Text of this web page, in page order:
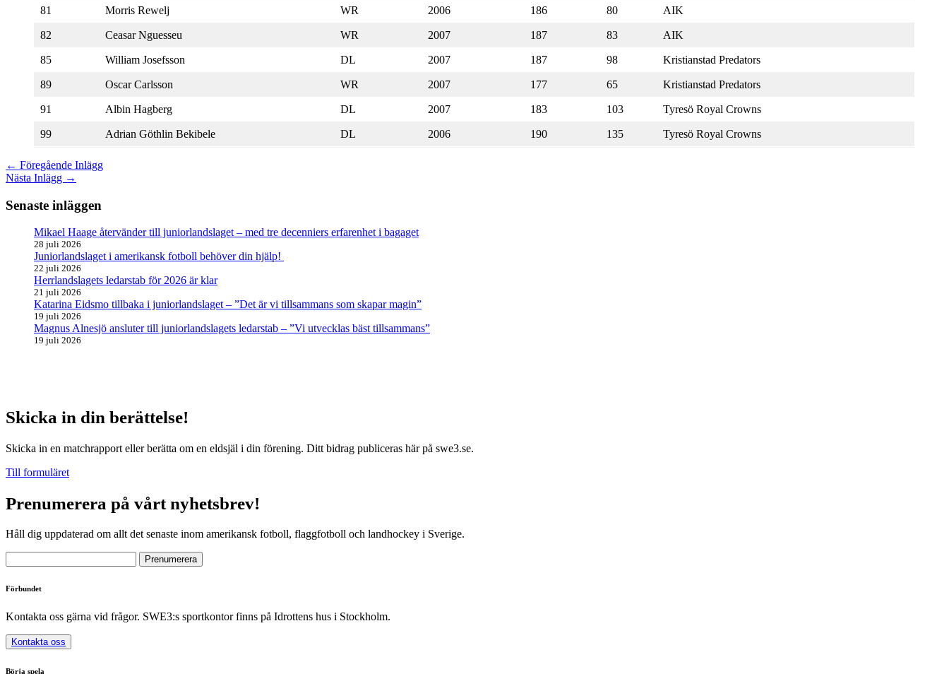
81 Morris Rewelj WR 2006 186 80 AIK
82 Ceasar Nguesseu WR 2007 187 83 AIK
85 William Josefsson DL 2007 187 98 Kristianstad Predators
89 Oscar Carlsson WR 2007 177 65 Kristianstad Predators
91 Albin Hagberg DL 2007 183 103 Tyresö Royal Crowns
99 Adrian Göthlin Bekibele DL 2006 190 135 Tyresö Royal Crowns
← Föregående Inlägg
Nästa Inlägg →
Senaste inläggen
Mikael Haage återvänder till juniorlandslaget – med tre decenniers erfarenhet i bagaget
28 juli 2026
Juniorlandslaget i amerikansk fotboll behöver din hjälp!
22 juli 2026
Herrlandslagets ledarstab för 2026 är klar
21 juli 2026
Katarina Eidsmo tillbaka i juniorlandslaget – ”Det är vi tillsammans som skapar magin”
19 juli 2026
Magnus Alnesjö ansluter till juniorlandslagets ledarstab – ”Vi utvecklas bäst tillsammans”
19 juli 2026
Skicka in din berättelse!
Skicka in en matchrapport eller berätta om en eldsjäl i din förening. Ditt bidrag publiceras här på swe3.se.
Till formuläret
Prenumerera på vårt nyhetsbrev!
Håll dig uppdaterad om allt det senaste inom amerikansk fotboll, flaggfotboll och landhockey i Sverige.
Förbundet
Kontakta oss gärna vid frågor. SWE3:s sportkontor finns på Idrottens hus i Stockholm.
Kontakta oss
Börja spela